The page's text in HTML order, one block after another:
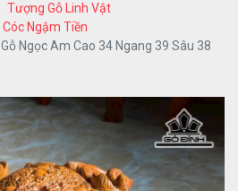
Tượng Gỗ Linh Vật
Ngậm Tiền
Ngọc Am Cao 34 Ngang 39 Sâu 38